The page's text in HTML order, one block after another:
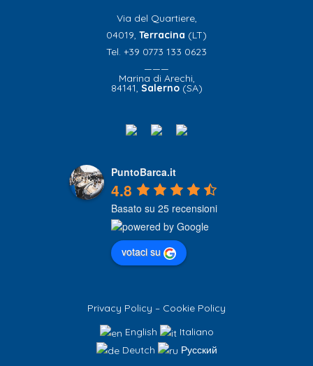
Via del Quartiere,
04019, Terracina (LT)
Tel. +39 0773 133 0623
———
Marina di Arechi,
84141, Salerno(SA)
PuntoBarca.it
4.8
Basato su 25 recensioni
votaci su
Privacy Policy – Cookie Policy
English
Italiano
Deutch
Русский